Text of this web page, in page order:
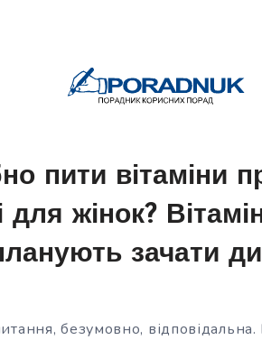
пити вітаміни
для жінок?
зачати
безумовно,